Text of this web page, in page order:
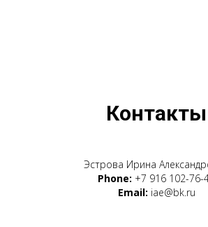
Контакты
Эстрова Ирина
Phone: +7 916 102-76-
Email: iae@bk.ru